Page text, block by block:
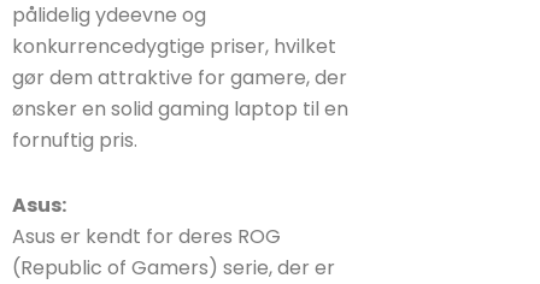
pålidelig ydeevne og
konkurrencedygtige priser, hvilket
gør dem attraktive for gamere, der
ønsker en solid gaming laptop til en
fornuftig pris.
Asus:
Asus er kendt for deres ROG
(Republic of Gamers) serie, der er